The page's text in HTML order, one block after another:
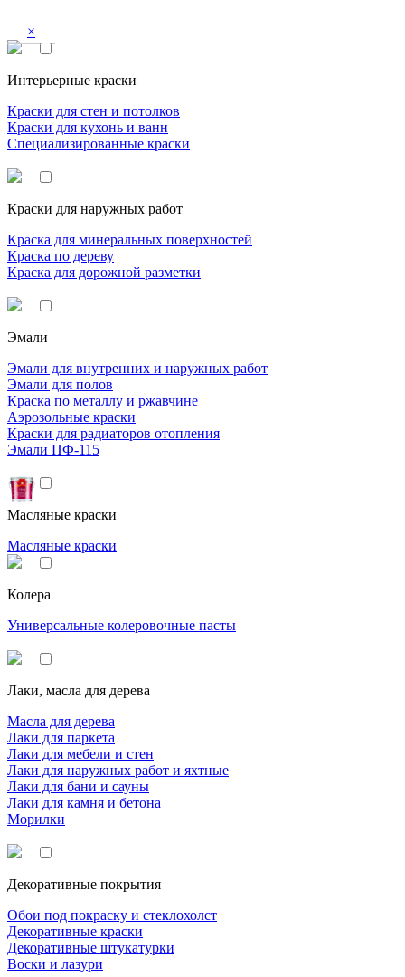
×
Интерьерные краски
Краски для стен и потолков
Краски для кухонь и ванн
Специализированные краски
Краски для наружных работ
Краска для минеральных поверхностей
Краска по дереву
Краска для дорожной разметки
Эмали
Эмали для внутренних и наружных работ
Эмали для полов
Краска по металлу и ржавчине
Аэрозольные краски
Краски для радиаторов отопления
Эмали ПФ-115
Масляные краски
Масляные краски
Колера
Универсальные колеровочные пасты
Лаки, масла для дерева
Масла для дерева
Лаки для паркета
Лаки для мебели и стен
Лаки для наружных работ и яхтные
Лаки для бани и сауны
Лаки для камня и бетона
Морилки
Декоративные покрытия
Обои под покраску и стеклохолст
Декоративные краски
Декоративные штукатурки
Воски и лазури